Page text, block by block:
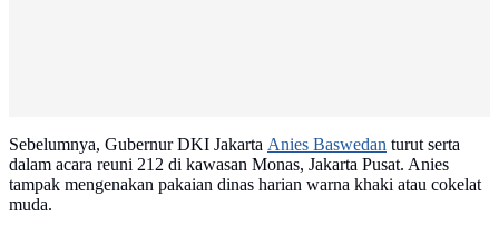
Sebelumnya, Gubernur DKI Jakarta Anies Baswedan turut serta
dalam acara reuni 212 di kawasan Monas, Jakarta Pusat. Anies
tampak mengenakan pakaian dinas harian warna khaki atau cokelat
muda.